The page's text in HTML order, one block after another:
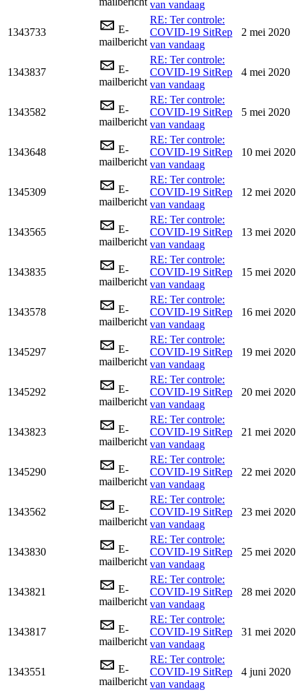
van vandaag
1343733
E-
mailbericht
RE: Ter controle:
COVID-19 SitRep
van vandaag
2 mei 2020
1343837
E-
mailbericht
RE: Ter controle:
COVID-19 SitRep
van vandaag
4 mei 2020
1343582
E-
mailbericht
RE: Ter controle:
COVID-19 SitRep
van vandaag
5 mei 2020
1343648
E-
mailbericht
RE: Ter controle:
COVID-19 SitRep
van vandaag
10 mei 2020
1345309
E-
mailbericht
RE: Ter controle:
COVID-19 SitRep
van vandaag
12 mei 2020
1343565
E-
mailbericht
RE: Ter controle:
COVID-19 SitRep
van vandaag
13 mei 2020
1343835
E-
mailbericht
RE: Ter controle:
COVID-19 SitRep
van vandaag
15 mei 2020
1343578
E-
mailbericht
RE: Ter controle:
COVID-19 SitRep
van vandaag
16 mei 2020
1345297
E-
mailbericht
RE: Ter controle:
COVID-19 SitRep
van vandaag
19 mei 2020
1345292
E-
mailbericht
RE: Ter controle:
COVID-19 SitRep
van vandaag
20 mei 2020
1343823
E-
mailbericht
RE: Ter controle:
COVID-19 SitRep
van vandaag
21 mei 2020
1345290
E-
mailbericht
RE: Ter controle:
COVID-19 SitRep
van vandaag
22 mei 2020
1343562
E-
mailbericht
RE: Ter controle:
COVID-19 SitRep
van vandaag
23 mei 2020
1343830
E-
mailbericht
RE: Ter controle:
COVID-19 SitRep
van vandaag
25 mei 2020
1343821
E-
mailbericht
RE: Ter controle:
COVID-19 SitRep
van vandaag
28 mei 2020
1343817
E-
mailbericht
RE: Ter controle:
COVID-19 SitRep
van vandaag
31 mei 2020
1343551
E-
mailbericht
RE: Ter controle:
COVID-19 SitRep
van vandaag
4 juni 2020